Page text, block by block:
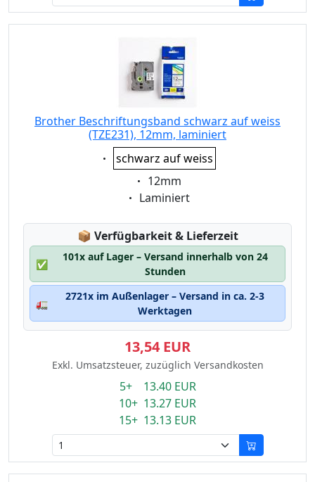
Brother Beschriftungsband schwarz auf weiss
(TZE231), 12mm, laminiert
Eigenschaft:
schwarz auf weiss
Eigenschaft:
12mm
Eigenschaft:
Laminiert
📦 Lagerstatus:
Verfügbarkeit & Lieferzeit
✅
101x auf Lager – Versand innerhalb von 24
Stunden
🚛
2721x im Außenlager – Versand in ca. 2-3
Werktagen
13,54 EUR
Exkl. Umsatzsteuer, zuzüglich Versandkosten
5+ 13.40 EUR
10+ 13.27 EUR
15+ 13.13 EUR